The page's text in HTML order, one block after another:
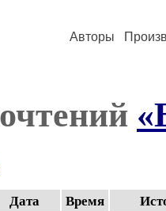
Авторы
Дата Время